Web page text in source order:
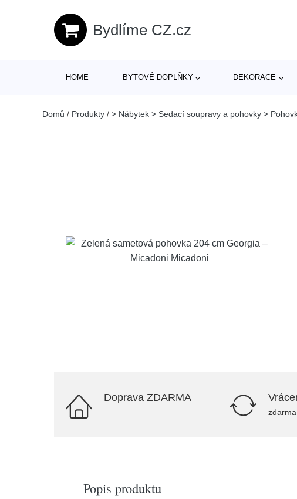
Bydlíme CZ.cz
HOME BYTOVÉ DOPLŇKY DEKORACE
Domů / Produkty / > Nábytek > Sedací soupravy a pohovky >
Doprava ZDARMA
Popis produktu